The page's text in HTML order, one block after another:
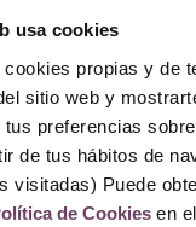
usa cookies
propias y de
sitio web y
tus preferencias
de tus hábitos de
visitadas) Puede
de Cookiesen
Laboratory
Urban Protection 50
99.00€